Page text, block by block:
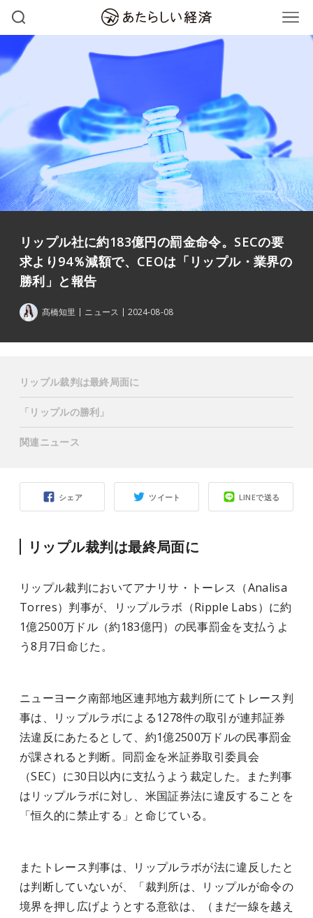
リップル社に約183億円の罰金命令。SECの要
求より94％減額で、CEOは「リップル・業界の
勝利」と報告
髙橋知里 ニュース 2024-08-08
シェア ツイート LINEで送る
リップル裁判は最終局面に
リップル裁判においてアナリサ・トーレス（Analisa
Torres）判事が、リップルラボ（Ripple Labs）に約
1億2500万ドル（約183億円）の民事罰金を支払うよ
う8月7日命じた。
ニューヨーク南部地区連邦地方裁判所にてトレース判
事は、リップルラボによる1278件の取引が連邦証券
法違反にあたるとして、約1億2500万ドルの民事罰金
が課されると判断。同罰金を米証券取引委員会
（SEC）に30日以内に支払うよう裁定した。また判事
はリップルラボに対し、米国証券法に違反することを
「恒久的に禁止する」と命じている。
またトレース判事は、リップルラボが法に違反したと
は判断していないが、「裁判所は、リップルが命令の
境界を押し広げようとする意欲は、（まだ一線を越え
リップル裁判は最終局面に
「リップルの勝利」
関連ニュース